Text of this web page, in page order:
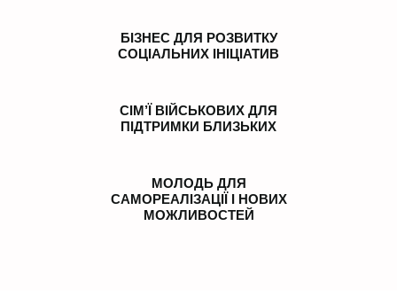
БІЗНЕС ДЛЯ РОЗВИТКУ
СОЦІАЛЬНИХ ІНІЦІАТИВ
СІМ’Ї ВІЙСЬКОВИХ ДЛЯ
ПІДТРИМКИ БЛИЗЬКИХ
МОЛОДЬ ДЛЯ
САМОРЕАЛІЗАЦІЇ І НОВИХ
МОЖЛИВОСТЕЙ